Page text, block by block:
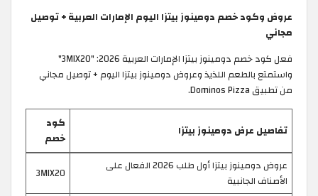
عروض وكود خصم دومينوز بيتزا اليوم الإمارات العربية + توصيل
مجاني
فعل كود خصم دومينوز بيتزا الإمارات العربية 2026: "3MIX20"
واستمتع بالطعم اللذيذ وعروض دومينوز بيتزا اليوم + توصيل مجاني
من تطبيق Dominos Pizza.
تفاصيل عرض دومينوز بيتزا
كود
خصم
عروض دومينوز بيتزا أول طلب 2026 الفعال على
الأصناف الجانبية
3MIX20